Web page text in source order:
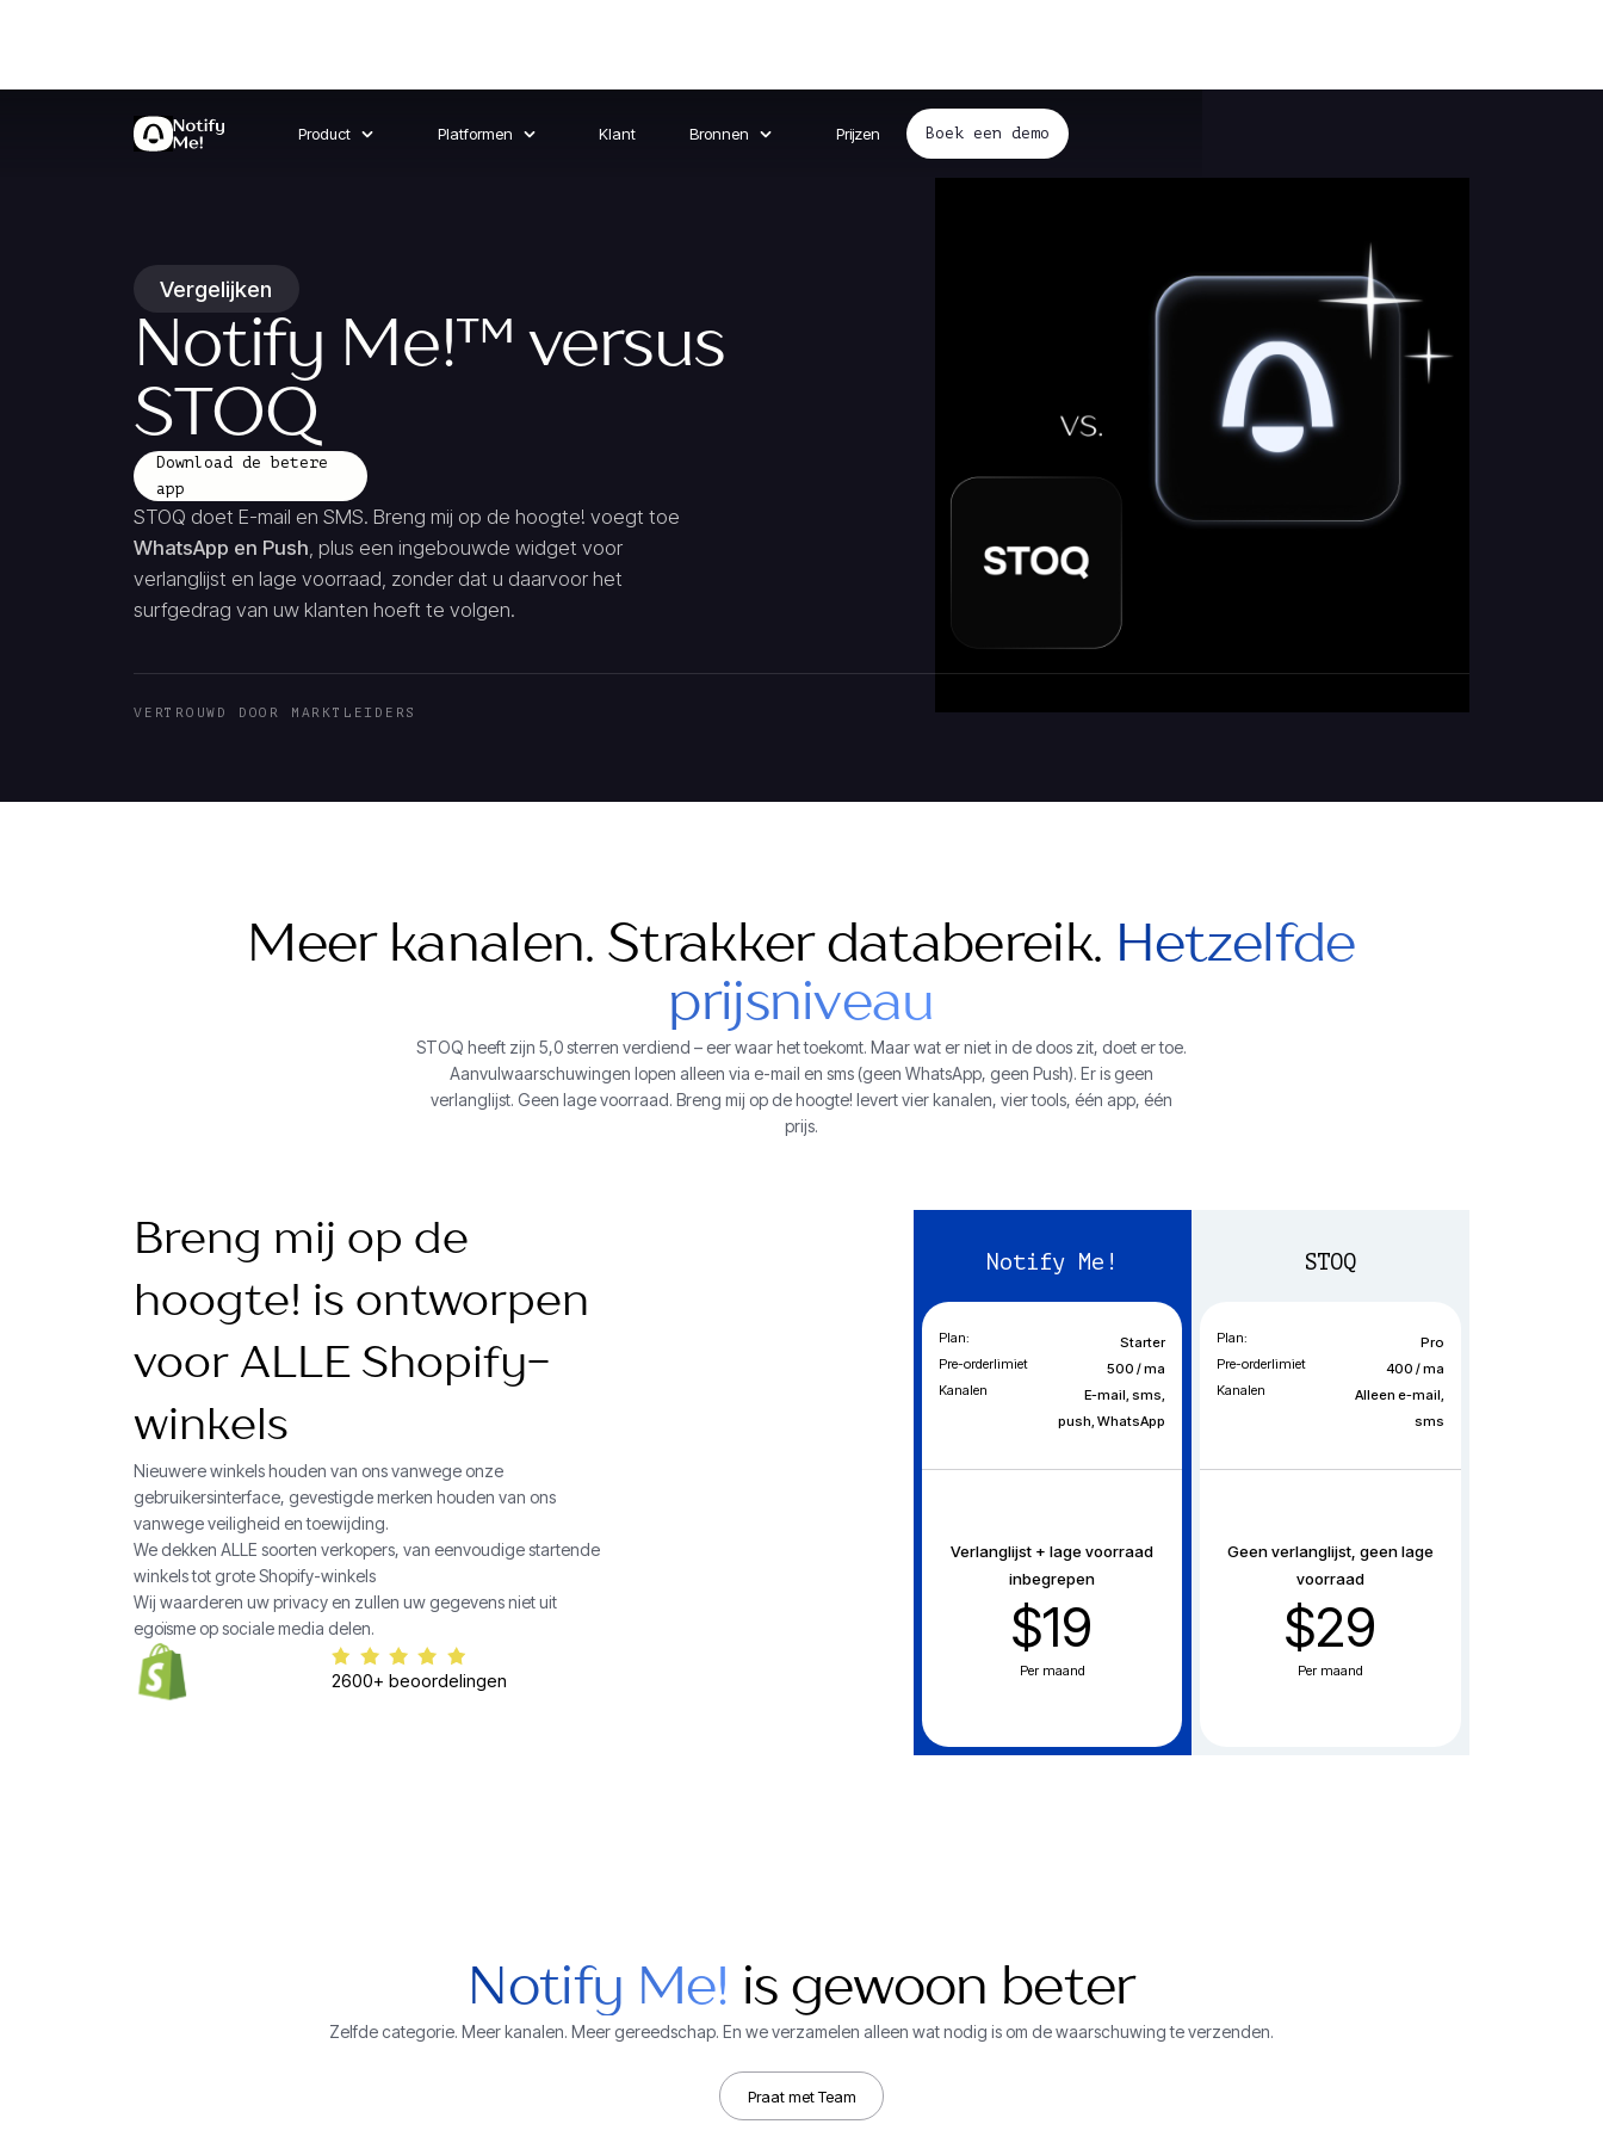
Product Platformen Klant Bronnen Prijzen Boek een demo
Vergelijken
Notify Me!™ versus
STOQ
Download de betere
app
STOQ doet E-mail en SMS. Breng mij op de hoogte! voegt toe
WhatsApp en Push, plus een ingebouwde widget voor
verlanglijst en lage voorraad, zonder dat u daarvoor het
surfgedrag van uw klanten hoeft te volgen.
VERTROUWD DOOR MARKTLEIDERS
Meer kanalen. Strakker databereik. Hetzelfde
prijsniveau
STOQ heeft zijn 5,0 sterren verdiend – eer waar het toekomt. Maar wat er niet in de doos zit, doet er toe.
Aanvulwaarschuwingen lopen alleen via e-mail en sms (geen WhatsApp, geen Push). Er is geen
verlanglijst. Geen lage voorraad. Breng mij op de hoogte! levert vier kanalen, vier tools, één app, één
prijs.
Breng mij op de
hoogte! is ontworpen
voor ALLE Shopify-
winkels
Nieuwere winkels houden van ons vanwege onze
gebruikersinterface, gevestigde merken houden van ons
vanwege veiligheid en toewijding.
We dekken ALLE soorten verkopers, van eenvoudige startende
winkels tot grote Shopify-winkels
Wij waarderen uw privacy en zullen uw gegevens niet uit
egoïsme op sociale media delen.
2600+ beoordelingen
Notify Me!
Plan:
Starter
Pre-orderlimiet
500 / ma
Kanalen
E-mail, sms,
push, WhatsApp
Verlanglijst + lage voorraad
inbegrepen
$19
Per maand
STOQ
Plan:
Pro
Pre-orderlimiet
400 / ma
Kanalen
Alleen e-mail,
sms
Geen verlanglijst, geen lage
voorraad
$29
Per maand
Notify Me! is gewoon beter
Zelfde categorie. Meer kanalen. Meer gereedschap. En we verzamelen alleen wat nodig is om de waarschuwing te verzenden.
Praat met Team